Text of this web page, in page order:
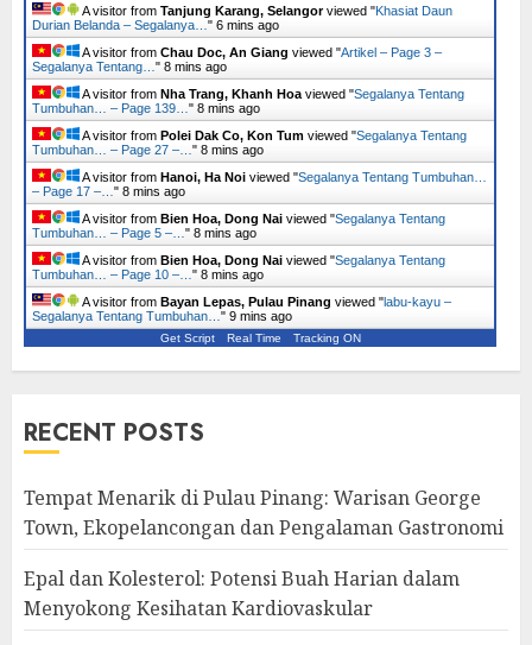
A visitor from Tanjung Karang, Selangorviewed "Khasiat Daun
Durian Belanda – Segalanya… " 6 mins ago
A visitor from Chau Doc, An Giang viewed "Artikel – Page 3 –
Segalanya Tentang… " 8 mins ago
A visitor from Nha Trang, Khanh Hoa viewed "Segalanya Tentang
Tumbuhan… – Page 139… " 8 mins ago
A visitor from Polei Dak Co, Kon Tum viewed "Segalanya Tentang
Tumbuhan… – Page 27 –… " 8 mins ago
A visitor from Hanoi, Ha Noi viewed "Segalanya Tentang Tumbuhan…
– Page 17 –… " 8 mins ago
A visitor from Bien Hoa, Dong Nai viewed "Segalanya Tentang
Tumbuhan… – Page 5 –… " 8 mins ago
A visitor from Bien Hoa, Dong Nai viewed "Segalanya Tentang
Tumbuhan… – Page 10 –… " 8 mins ago
A visitor from Bayan Lepas, Pulau Pinang viewed "labu-kayu –
Segalanya Tentang Tumbuhan… " 9 mins ago
Get Script Real Time Tracking ON
RECENT POSTS
Tempat Menarik di Pulau Pinang: Warisan George
Town, Ekopelancongan dan Pengalaman Gastronomi
Epal dan Kolesterol: Potensi Buah Harian dalam
Menyokong Kesihatan Kardiovaskular